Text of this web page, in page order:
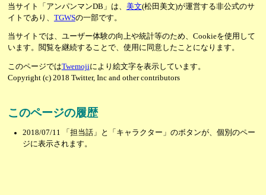
当サイト「アンパンマンDB」は、 美文(松田美文)が運営する非公式のサ
イトであり、 TGWSの一部です。
当サイトでは、ユーザー体験の向上や統計等のため、Cookieを使用して
います。閲覧を継続することで、使用に同意したことになります。
このページではTwemojiにより絵文字を表示しています。
Copyright (c) 2018 Twitter, Inc and other contributors
このページの履歴
2018/07/11
「担当話」と「キャラクター」のボタンが、個別のペー
ジに表示されます。